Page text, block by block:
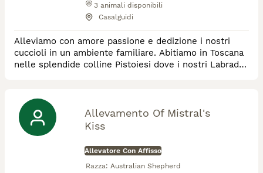
3 animali disponibili
Casalguidi
Alleviamo con amore passione e dedizione i nostri
cuccioli in un ambiente familiare. Abitiamo in Toscana
nelle splendide colline Pistoiesi dove i nostri Labrador
Allevamento Of Mistral's
Kiss
Allevatore Con Affisso
Razza: Australian Shepherd